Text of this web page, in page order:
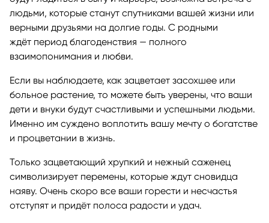
людьми, которые станут спутниками вашей жизни или
верными друзьями на долгие годы. С родными
ждёт период благоденствия — полного
взаимопонимания и любви.
Если вы наблюдаете, как зацветает засохшее или
больное растение, то можете быть уверены, что ваши
дети и внуки будут счастливыми и успешными людьми.
Именно им суждено воплотить вашу мечту о богатстве
и процветании в жизнь.
Только зацветающий хрупкий и нежный саженец
символизирует перемены, которые ждут сновидца
наяву. Очень скоро все ваши горести и несчастья
отступят и придёт полоса радости и удач.